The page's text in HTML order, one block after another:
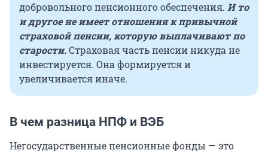
добровольного пенсионного обеспечения. И то
и другое не имеет отношения к привычной
страховой пенсии, которую выплачивают по
старости.Страховая часть пенсии никуда не
инвестируется. Она формируется и
увеличивается иначе.
В чем разница НПФ и ВЭБ
Негосударственные пенсионные фонды — это